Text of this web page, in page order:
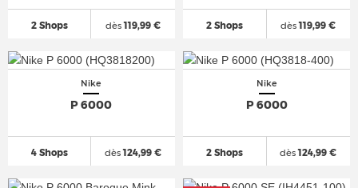
2 Shops dès119,99 € 2 Shops dès119,99 €
Nike
P 6000
4 Shops dès124,99 €
Nike
P 6000
2 Shops dès124,99 €